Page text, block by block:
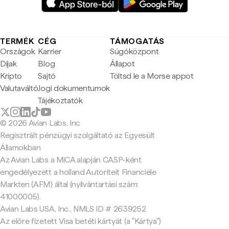
TERMÉK
Országok
Díjak
Kripto
Valutaváltó
CÉG
Karrier
Blog
Sajtó
Jogi dokumentumok
Tájékoztatók
TÁMOGATÁS
Súgóközpont
Állapot
Töltsd le a Morse appot
© 2026 Avian Labs, Inc
Regisztrált pénzügyi szolgáltató az Egyesült
Államokban
Az Avian Labs a MiCA alapján CASP-ként
engedélyezett a holland Autoriteit Financiële
Markten (AFM) által (nyilvántartási szám:
41000005).
Avian Labs USA, Inc., NMLS ID # 2639252
Az előre fizetett Visa betéti kártyát (a "Kártya")